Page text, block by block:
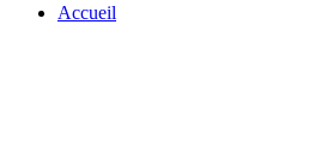
Accueil